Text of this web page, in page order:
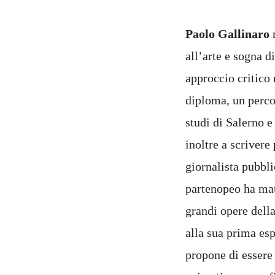
Paolo Gallinaro
all’arte e sogna
approccio critico
diploma, un
studi di Salerno
inoltre a scrivere
giornalista
partenopeo ha
grandi opere
alla sua prima
propone di